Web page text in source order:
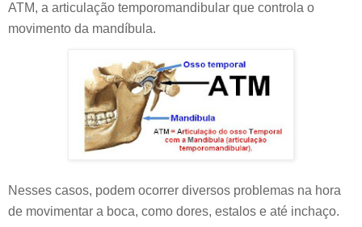
ATM, a articulação temporomandibular que controla o
movimento da mandíbula.
Nesses casos, podem ocorrer diversos problemas na hora
de movimentar a boca, como dores, estalos e até inchaço.